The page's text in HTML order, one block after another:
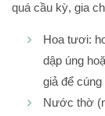
quá cầu kỳ, gia
Hoa tươi:
dập úng
giả để cúng
Nước thờ